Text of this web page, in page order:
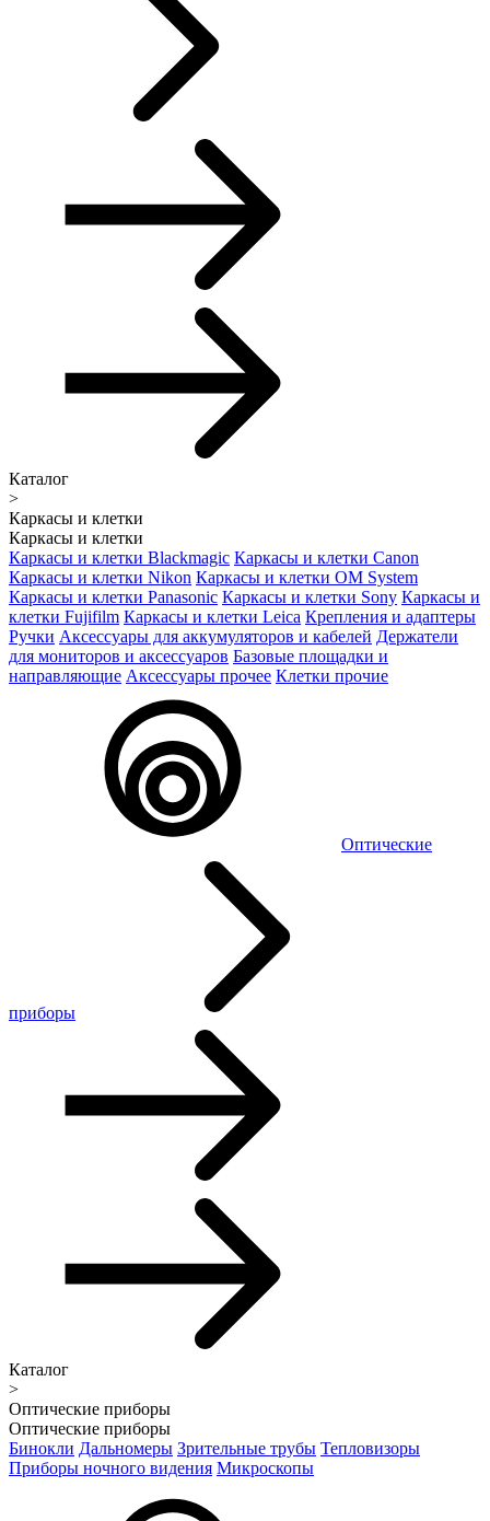
Каталог
>
Каркасы и клетки
Каркасы и клетки
Каркасы и клетки Blackmagic Каркасы и клетки Canon
Каркасы и клетки Nikon Каркасы и клетки OM System
Каркасы и клетки Panasonic Каркасы и клетки Sony Каркасы и
клетки Fujifilm Каркасы и клетки Leica Крепления и адаптеры
Ручки Аксессуары для аккумуляторов и кабелей Держатели
для мониторов и аксессуаров Базовые площадки и
направляющие Аксессуары прочее Клетки прочие
Оптические
приборы
Каталог
>
Оптические приборы
Оптические приборы
Бинокли Дальномеры Зрительные трубы Тепловизоры
Приборы ночного видения Микроскопы